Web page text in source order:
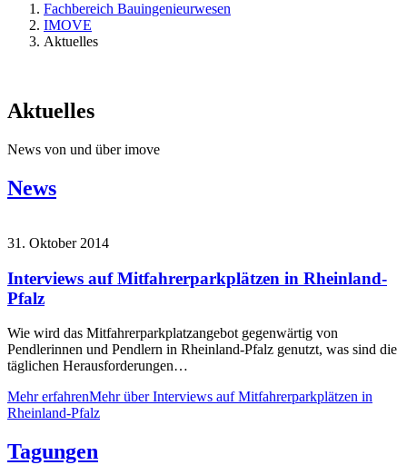
Fachbereich Bauingenieurwesen
IMOVE
Aktuelles
Aktuelles
News von und über imove
News
31. Oktober 2014
Interviews auf Mitfahrerparkplätzen in Rheinland-
Pfalz
Wie wird das Mitfahrerparkplatzangebot gegenwärtig von
Pendlerinnen und Pendlern in Rheinland-Pfalz genutzt, was sind die
täglichen Herausforderungen…
Mehr erfahrenMehr über Interviews auf Mitfahrerparkplätzen in
Rheinland-Pfalz
Tagungen